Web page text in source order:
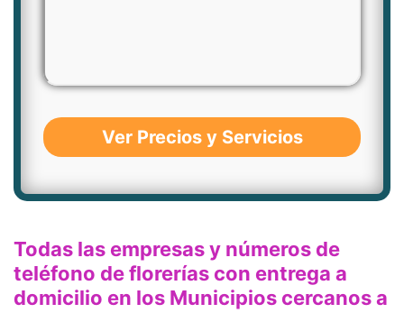
Ver Precios y Servicios
Todas las empresas y números de
teléfono de florerías con entrega a
domicilio en los Municipios cercanos a